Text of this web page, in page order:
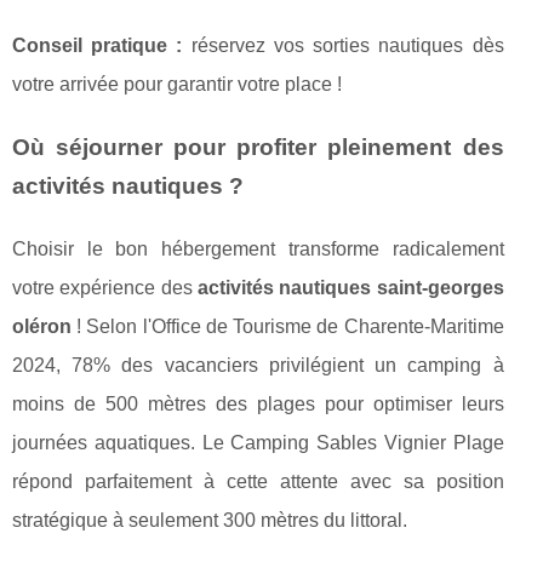
Conseil pratique : réservez vos sorties nautiques dès
votre arrivée pour garantir votre place !
Où séjourner pour profiter pleinement des
activités nautiques ?
Choisir le bon hébergement transforme radicalement
votre expérience des activités nautiques saint-georges
oléron ! Selon l'Office de Tourisme de Charente-Maritime
2024, 78% des vacanciers privilégient un camping à
moins de 500 mètres des plages pour optimiser leurs
journées aquatiques. Le Camping Sables Vignier Plage
répond parfaitement à cette attente avec sa position
stratégique à seulement 300 mètres du littoral.